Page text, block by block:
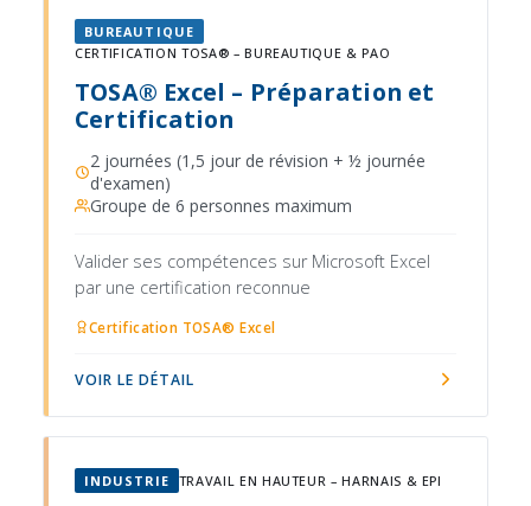
BUREAUTIQUE
CERTIFICATION TOSA® – BUREAUTIQUE & PAO
TOSA® Excel – Préparation et
Certification
2 journées (1,5 jour de révision + ½ journée
d'examen)
Groupe de 6 personnes maximum
Valider ses compétences sur Microsoft Excel
par une certification reconnue
Certification TOSA® Excel
VOIR LE DÉTAIL
INDUSTRIE TRAVAIL EN HAUTEUR – HARNAIS & EPI